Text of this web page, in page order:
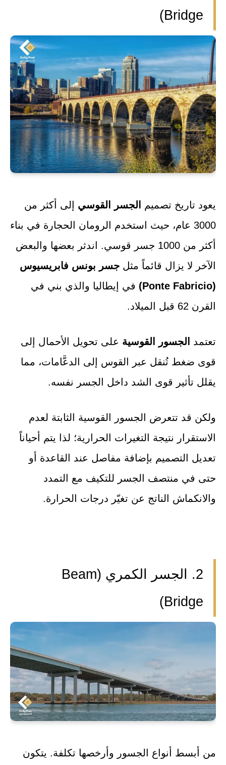
Bridge)
يعود تاريخ تصميم الجسر القوسي إلى أكثر من
3000 عام، حيث استخدم الرومان الحجارة في بناء
أكثر من 1000 جسر قوسي. اندثر بعضها والبعض
الآخر لا يزال قائماً مثل جسر بونس فابريسيوس
(Ponte Fabricio)
في إيطاليا والذي بني في
القرن 62 قبل الميلاد.
تعتمد الجسور القوسية على تحويل الأحمال إلى
قوى ضغط تُنقل عبر القوس إلى الدعَّامات، مما
يقلل تأثير قوى الشد داخل الجسر نفسه.
ولكن قد تتعرض الجسور القوسية الثابتة لعدم
الاستقرار نتيجة التغيرات الحرارية؛ لذا يتم أحياناً
تعديل التصميم بإضافة مفاصل عند القاعدة أو
حتى في منتصف الجسر للتكيف مع التمدد
والانكماش الناتج عن تغيّر درجات الحرارة.
2. الجسر الكمري (Beam
Bridge)
من أبسط أنواع الجسور وأرخصها تكلفة. يتكون